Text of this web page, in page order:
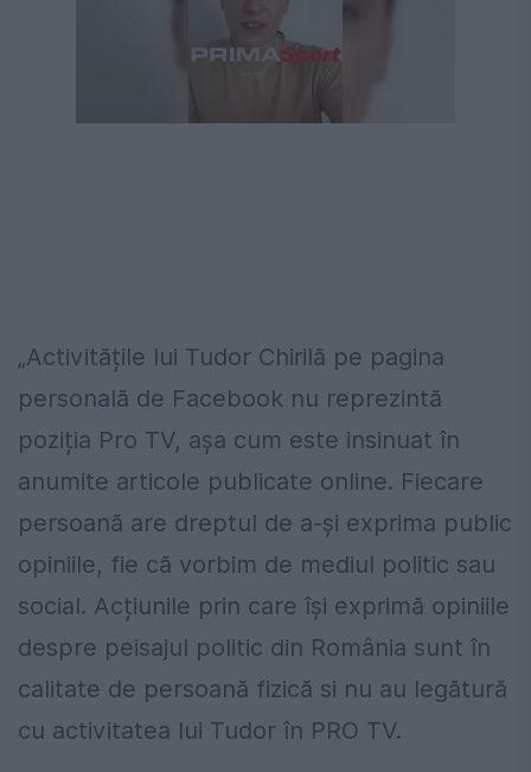
„Activitățile lui Tudor Chirilă pe pagina
personală de Facebook nu reprezintă
poziția Pro TV, așa cum este insinuat în
anumite articole publicate online. Fiecare
persoană are dreptul de a-și exprima public
opiniile, fie că vorbim de mediul politic sau
social. Acțiunile prin care își exprimă opiniile
despre peisajul politic din România sunt în
calitate de persoană fizică si nu au legătură
cu activitatea lui Tudor în PRO TV.